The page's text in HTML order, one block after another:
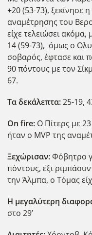
+20 (53-73), ξεκίνησε
αναμέτρησης του
είχε τελειώσει
14 (59-73), όμως ο
σοβαρός, έφτασε και
90 πόντους με τον
67.
Τα δεκάλεπτα:25-19,
Οn fire: Ο Πίτερς με
ήταν ο MVP της
Ξεχώρισαν:Φόβητρο
πόντους, έξι
την Άλμπα, ο Τόμας
Η μεγαλύτερη
στο 29’